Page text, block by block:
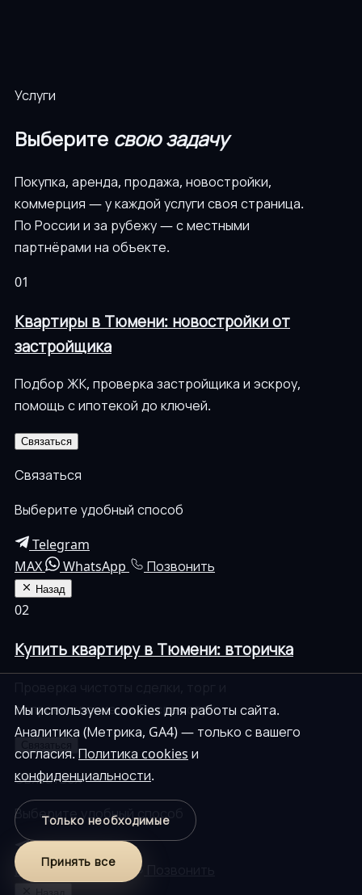
Услуги
Выберите свою задачу
Покупка, аренда, продажа, новостройки,
коммерция — у каждой услуги своя страница.
По России и за рубежу — с местными
партнёрами на объекте.
01
Квартиры в Тюмени: новостройки от
застройщика
Подбор ЖК, проверка застройщика и эскроу,
помощь с ипотекой до ключей.
Связаться
Связаться
Выберите удобный способ
Telegram
MAX
WhatsApp Позвонить
Назад
02
Купить квартиру в Тюмени: вторичка
сопровождение до Росреестра.
Связаться
Выберите удобный способ
MAX
WhatsApp
Мы используем cookies для работы сайта.
Аналитика (Метрика, GA4) — только с вашего
согласия. Политика cookies и
конфиденциальности.
Только необходимые
Принять все